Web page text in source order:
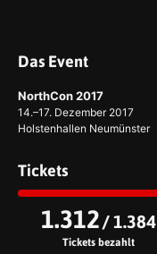
Das Event
NorthCon 2017
14.–17. Dezember 2017
Holstenhallen Neumünster
Tickets
1.312/ 1.384
Tickets bezahlt